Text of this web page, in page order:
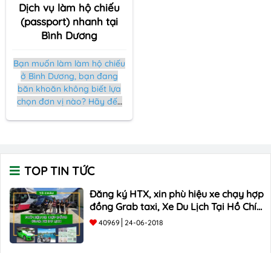
Dịch vụ làm hộ chiếu
(passport) nhanh tại
Bình Dương
Bạn muốn làm làm hộ chiếu
ở Bình Dương, bạn đang
băn khoăn không biết lựa
chọn đơn vị nào? Hãy đến
khi lựa chọn.
TOP TIN TỨC
Đăng ký HTX, xin phù hiệu xe chạy hợp
đồng Grab taxi, Xe Du Lịch Tại Hồ Chí
Minh Giá Rẻ
40969 24-06-2018